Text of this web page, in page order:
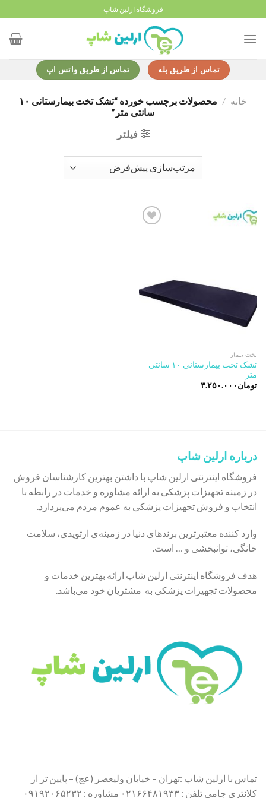
to
content
فروشگاه ارلین شاپ
تماس از طریق بله تماس از طریق واتس اپ
خانه /
محصولات برچسب خورده “تشک تخت بیمارستانی ۱۰
سانتی متر”
فیلتر
تخت بیمار
تشک تخت بیمارستانی ۱۰ سانتی
متر
تومان ۳.۲۵۰.۰۰۰
درباره ارلین شاپ
فروشگاه اینترنتی ارلین شاپ با داشتن بهترین کارشناسان فروش
در زمینه تجهیزات پزشکی به ارائه مشاوره و خدمات در رابطه با
انتخاب و فروش تجهیزات پزشکی به عموم مردم می‌پردازد.
وارد کننده معتبرترین برندهای دنیا در زمینه‌ی ارتوپدی، سلامت
خانگی، توانبخشی و … است.
هدف فروشگاه اینترنتی ارلین شاپ ارائه بهترین خدمات و
محصولات تجهیزات پزشکی به مشتریان خود می‌باشد.
تماس با ارلین شاپ :تهران – خیابان ولیعصر (عج) – پایین تر از
کلانتری جامی تلفن : ۰۲۱۶۶۴۸۱۹۳۳ مشاوره : ۰۹۱۹۲۰۶۵۲۳۲